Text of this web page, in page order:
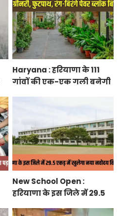
फटाफट करें बुकिंग
Haryana : हरियाणा के 111
गांवों की एक-एक गली बनेगी
New School Open :
हरियाणा के इस जिले में 29.5